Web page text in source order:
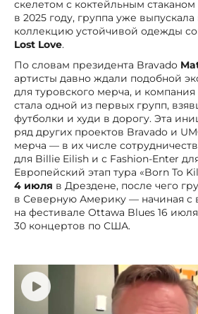
скелетом с коктейльным
в 2025 году, группа уже
коллекцию устойчивой одежды
Lost Love.
По словам президента Bravado
артисты давно ждали подобной
для туровского мерча, и компания
стала одной из первых групп,
футболки и худи в дорогу. Эта
ряд других проектов Bravado и
мерча — в их числе
для Billie Eilish и с Fashion-Enter
Европейский этап тура «Born To
4 июля в Дрездене, после чего
в Северную Америку — начиная с
на фестивале Ottawa Blues 16
30 концертов по США.